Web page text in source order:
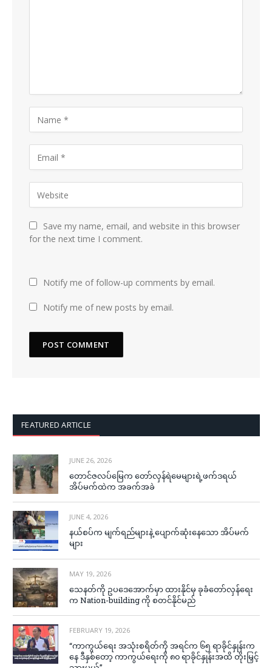
Save my name, email, and website in this browser
for the next time I comment.
Notify me of follow-up comments by email.
Notify me of new posts by email.
FEATURED ARTICLE
JUNE 26, 2026
တောင်ဇလပ်မြေက တော်လှန်ရဲမေများရဲ့ဖက်ဒရယ်
အိပ်မက်ထဲက အခက်အခဲ
JUNE 4, 2026
နယ်စပ်က မျက်ရည်များနဲ့ ပျောက်ဆုံးနေသော အိပ်မက်
များ
MAY 19, 2026
သေနတ်ကို ဥပဒေအောက်မှာ ထားနိုင်မှ ခုခံတော်လှန်ရေး
က Nation-building ကို စတင်နိုင်မည်
FEBRUARY 19, 2026
“ကာကွယ်ရေး အသုံးစရိတ်ကို အရင်က ၆၅ ရာခိုင်နှုန်းက
နေ ဒီနှစ်တော့ ကာကွယ်ရေးကို ၈၀ ရာခိုင်နှုန်းအထိ တိုးမြှင့်